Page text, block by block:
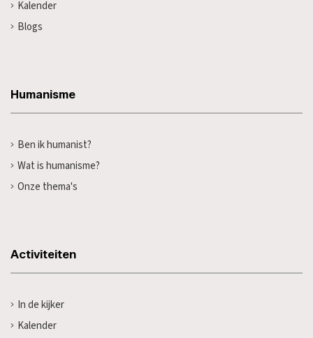
Kalender
Blogs
Humanisme
Ben ik humanist?
Wat is humanisme?
Onze thema's
Activiteiten
In de kijker
Kalender